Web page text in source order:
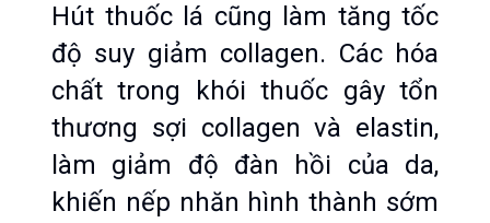
Hút thuốc lá cũng làm tăng tốc
độ suy giảm collagen. Các hóa
chất trong khói thuốc gây tổn
thương sợi collagen và elastin,
làm giảm độ đàn hồi của da,
khiến nếp nhăn hình thành sớm